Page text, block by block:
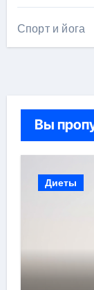
Спорт и йога
Вы
Диеты